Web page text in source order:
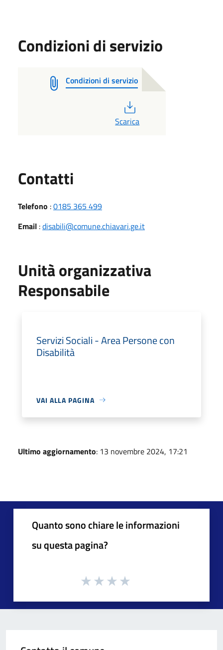
Condizioni di servizio
Condizioni di servizio
Scarica
Contatti
Telefono :0185 365 499
Email :disabili@comune.chiavari.ge.it
Unità organizzativa
Responsabile
Servizi Sociali - Area Persone con
Disabilità
VAI ALLA PAGINA
Ultimo aggiornamento: 13 novembre 2024, 17:21
Quanto sono chiare le informazioni
su questa pagina?